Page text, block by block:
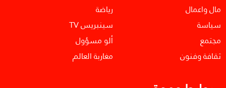
مال واعمال
سياسة
مجتمع
ثقافة وفنون
رياضة
سينبريس TV
ألو مسؤول
مغاربة العالم